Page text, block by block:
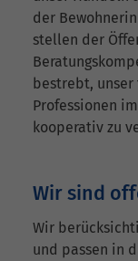
der
stellen der
bestrebt,
Professionen
kooperativ zu
Wir sind
Wir
und passen in